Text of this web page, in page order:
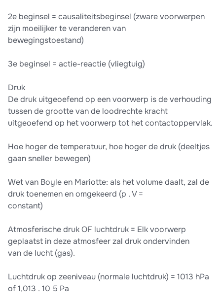
2e beginsel = causaliteitsbeginsel (zware voorwerpen
zijn moeilijker te veranderen van
bewegingstoestand)
3e beginsel = actie-reactie (vliegtuig)
Druk
De druk uitgeoefend op een voorwerp is de verhouding
tussen de grootte van de loodrechte kracht
uitgeoefend op het voorwerp tot het contactoppervlak.
Hoe hoger de temperatuur, hoe hoger de druk (deeltjes
gaan sneller bewegen)
Wet van Boyle en Mariotte: als het volume daalt, zal de
druk toenemen en omgekeerd (p . V =
constant)
Atmosferische druk OF luchtdruk = Elk voorwerp
geplaatst in deze atmosfeer zal druk ondervinden
van de lucht (gas).
Luchtdruk op zeeniveau (normale luchtdruk) = 1013 hPa
of 1,013 . 10 5 Pa